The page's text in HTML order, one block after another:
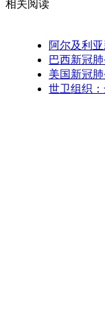
相关阅读
阿尔及利
巴西新冠
美国新冠
世卫组织：